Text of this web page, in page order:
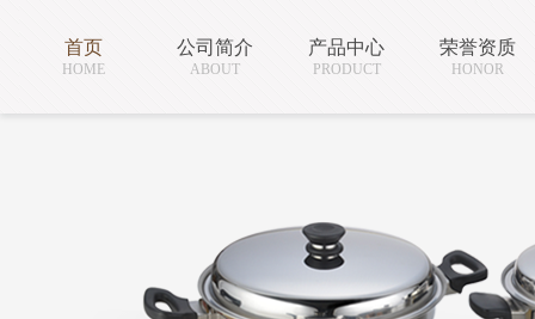
首页
HOME
公司简介
ABOUT
产品中心
PRODUCT
荣誉资质
HONOR